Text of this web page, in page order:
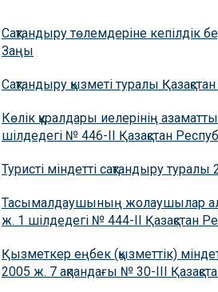
Сақтандыру төлемдеріне
Заңы
Сақтандыру қызметі туралы
Көлік құралдары иелерінің
шілдедегі № 446-ІІ Қазақстан
Туристі мiндеттi сақтандыру
Тасымалдаушының жолаушылар
ж. 1 шілдедегі № 444-II Қазақстан
Қызметкер еңбек (қызметтiк)
2005 ж. 7 ақпандағы № 30-III